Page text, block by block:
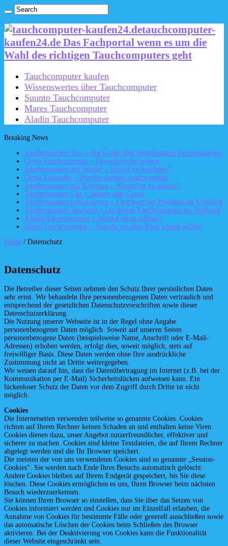
tauchcomputer-
kaufen24.de Das Fachportal wenn es um die
Wahl des richtigen Tauchcomputers geht
Tauchcomputer kaufen
Wissenswertes über Tauchcomputer
Suunto Tauchcomputer
Mares Tauchcomputer
Aladin Tauchcomputer
Breaking News
Tauchcomputer Test – Der Große Test verschiedener Tauchcomputer
Cressi Tauchcomputer – Das sollten Sie wissen
Tauchcomputer mit Sender – Was ist zu beachten ?
Cressi Leonardo – Was Sie darüber wissen sollten
Tauchcomputer mit Kompass – Worauf ist zu achten ?
Tauchcomputer Uhr – Suunto oder Cressi
Tauchcomputer luftintegriert – 2 hochwertige Produkte im Vergleich
Tauchcomputer Vergleich – Die besten Tauchcomputer im Vergleich
Aladin Tauchcomputer – Worauf ist zu achten ?
Mares Tauchcomputer – Was sie vor dem Kauf wissen sollten
Home / Datenschutz
Datenschutz
Die Betreiber dieser Seiten nehmen den Schutz Ihrer persönlichen Daten
sehr ernst. Wir behandeln Ihre personenbezogenen Daten vertraulich und
entsprechend der gesetzlichen Datenschutzvorschriften sowie dieser
Datenschutzerklärung.
Die Nutzung unserer Webseite ist in der Regel ohne Angabe
personenbezogener Daten möglich. Soweit auf unseren Seiten
personenbezogene Daten (beispielsweise Name, Anschrift oder E-Mail-
Adressen) erhoben werden, erfolgt dies, soweit möglich, stets auf
freiwilliger Basis. Diese Daten werden ohne Ihre ausdrückliche
Zustimmung nicht an Dritte weitergegeben.
Wir weisen darauf hin, dass die Datenübertragung im Internet (z.B. bei der
Kommunikation per E-Mail) Sicherheitslücken aufweisen kann. Ein
lückenloser Schutz der Daten vor dem Zugriff durch Dritte ist nicht
möglich.
Cookies
Die Internetseiten verwenden teilweise so genannte Cookies. Cookies
richten auf Ihrem Rechner keinen Schaden an und enthalten keine Viren.
Cookies dienen dazu, unser Angebot nutzerfreundlicher, effektiver und
sicherer zu machen. Cookies sind kleine Textdateien, die auf Ihrem Rechner
abgelegt werden und die Ihr Browser speichert.
Die meisten der von uns verwendeten Cookies sind so genannte „Session-
Cookies“. Sie werden nach Ende Ihres Besuchs automatisch gelöscht.
Andere Cookies bleiben auf Ihrem Endgerät gespeichert, bis Sie diese
löschen. Diese Cookies ermöglichen es uns, Ihren Browser beim nächsten
Besuch wiederzuerkennen.
Sie können Ihren Browser so einstellen, dass Sie über das Setzen von
Cookies informiert werden und Cookies nur im Einzelfall erlauben, die
Annahme von Cookies für bestimmte Fälle oder generell ausschließen sowie
das automatische Löschen der Cookies beim Schließen des Browser
aktivieren. Bei der Deaktivierung von Cookies kann die Funktionalität
dieser Website eingeschränkt sein.